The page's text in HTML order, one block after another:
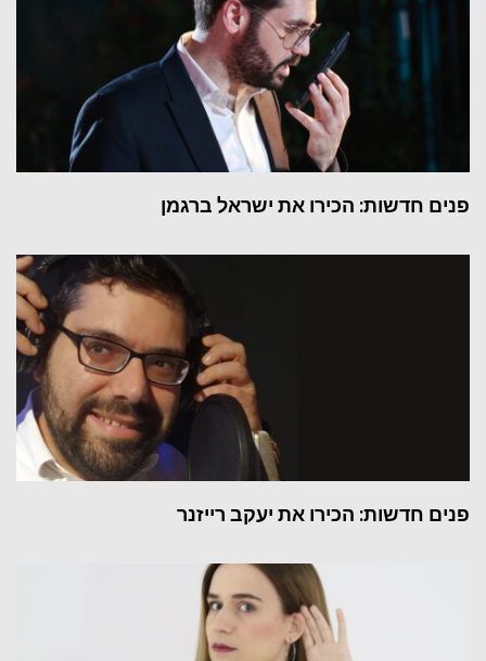
פנים חדשות: הכירו את ישראל ברגמן
פנים חדשות: הכירו את יעקב רייזנר